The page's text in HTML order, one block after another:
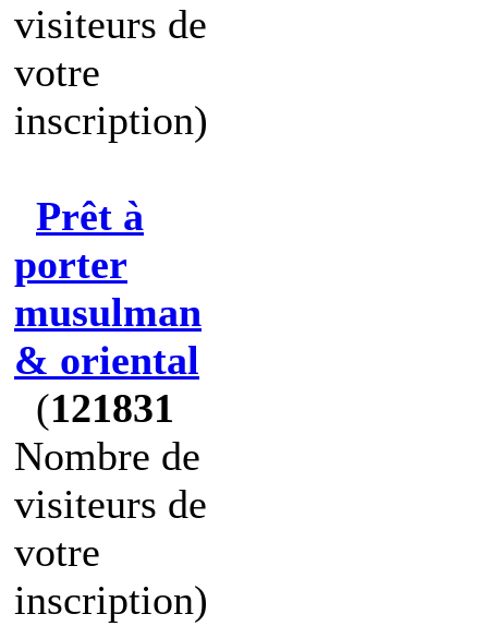
visiteurs de
votre
inscription)
Prêt à
porter
musulman
& oriental
(121831
Nombre de
visiteurs de
votre
inscription)